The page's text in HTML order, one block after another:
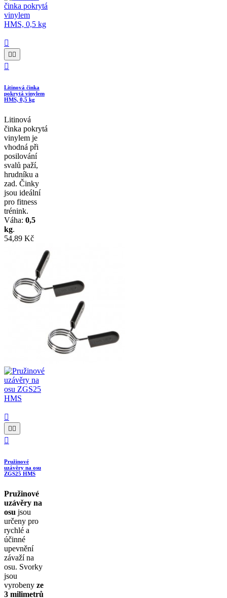

 

Litinová činka
pokrytá vinylem
HMS, 0,5 kg
Litinová
činka pokrytá
vinylem je
vhodná při
posilování
svalů paží,
hrudníku a
zad. Činky
jsou ideální
pro fitness
trénink.
Váha: 0,5
kg.
54,89 Kč

 

Pružinové
uzávěry na osu
ZGS25 HMS
Pružinové
uzávěry na
osu jsou
určeny pro
rychlé a
účinné
upevnění
závaží na
osu. Svorky
jsou
vyrobeny ze
3 milimetrů